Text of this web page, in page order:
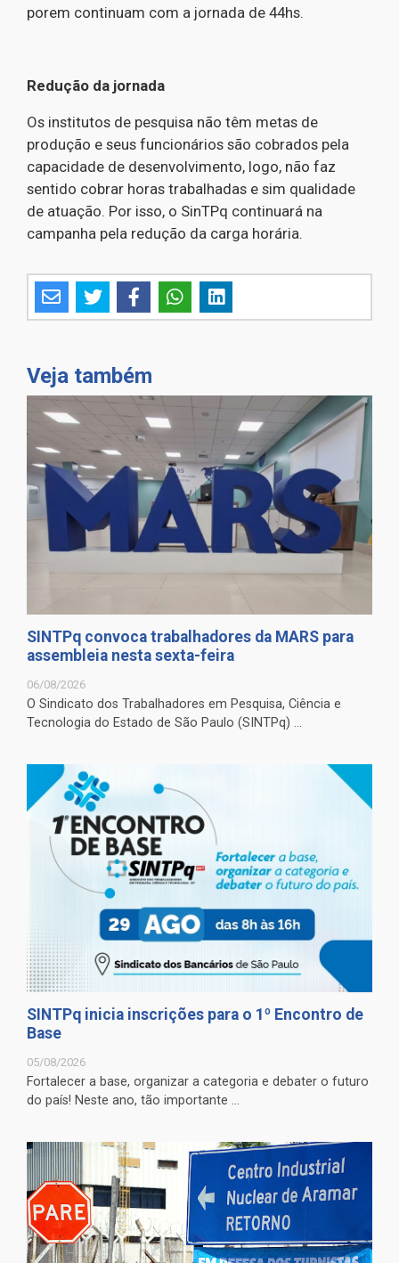
porem continuam com a jornada de 44hs.
Redução da jornada
Os institutos de pesquisa não têm metas de
produção e seus funcionários são cobrados pela
capacidade de desenvolvimento, logo, não faz
sentido cobrar horas trabalhadas e sim qualidade
de atuação. Por isso, o SinTPq continuará na
campanha pela redução da carga horária.
Veja também
SINTPq convoca trabalhadores da MARS para
assembleia nesta sexta-feira
06/08/2026
O Sindicato dos Trabalhadores em Pesquisa, Ciência e
Tecnologia do Estado de São Paulo (SINTPq) ...
SINTPq inicia inscrições para o 1º Encontro de
Base
05/08/2026
Fortalecer a base, organizar a categoria e debater o futuro
do país! Neste ano, tão importante ...